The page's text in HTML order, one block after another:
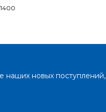
наших новых поступлений,